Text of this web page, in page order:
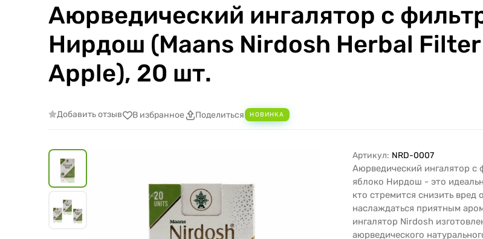
Аюрведический ингалятор с
Нирдош (Maans Nirdosh Herbal
Apple), 20 шт.
Добавить отзыв В избранное Поделиться НОВИНКА
Артикул: NRD-0007
Аюрведический ингалятор с
яблоко Нирдош - это
кто стремится снизить вред
наслаждаться приятным
ингалятор Nirdosh
аюрведического